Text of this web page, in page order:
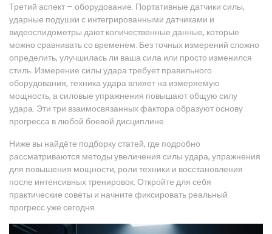
Третий аспект – оборудование. Портативные датчики силы,
ударные подушки с интегрированными датчиками и
видеоспидометры дают количественные данные, которые
можно сравнивать со временем. Без точных измерений сложно
определить, улучшилась ли ваша сила или просто изменился
стиль. Измерение силы удара требует правильного
оборудования, техника удара влияет на измеряемую
мощность, а силовые упражнения повышают общую силу
удара. Эти три взаимосвязанных фактора образуют основу
прогресса в любой боевой дисциплине.
Ниже вы найдёте подборку статей, где подробно
рассматриваются методы увеличения силы удара, упражнения
для повышения мощности, роли техники и восстановления
после интенсивных тренировок. Откройте для себя
практические советы и начните фиксировать реальный
прогресс уже сегодня.